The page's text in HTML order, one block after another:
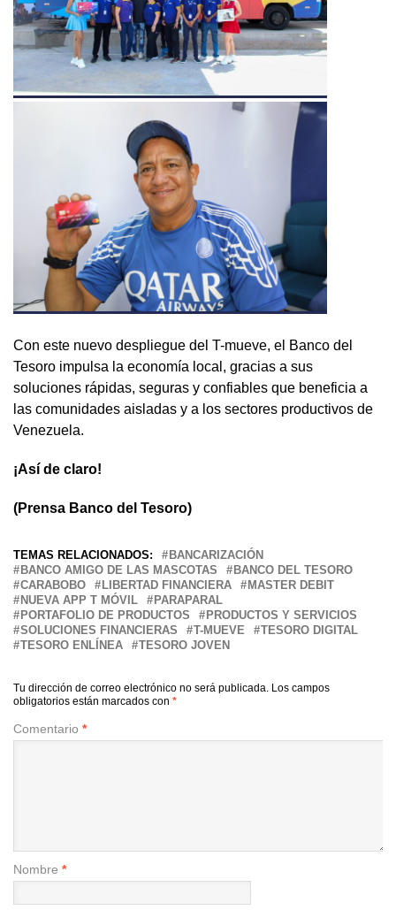
Con este nuevo despliegue del T-mueve, el Banco del
Tesoro impulsa la economía local, gracias a sus
soluciones rápidas, seguras y confiables que beneficia a
las comunidades aisladas y a los sectores productivos de
Venezuela.
¡Así de claro!
(Prensa Banco del Tesoro)
TEMAS RELACIONADOS:
BANCARIZACIÓN
BANCO AMIGO DE LAS MASCOTAS
BANCO DEL TESORO
CARABOBO
LIBERTAD FINANCIERA
MASTER DEBIT
NUEVA APP T MÓVIL
PARAPARAL
PORTAFOLIO DE PRODUCTOS
PRODUCTOS Y SERVICIOS
SOLUCIONES FINANCIERAS
T-MUEVE
TESORO DIGITAL
TESORO ENLÍNEA
TESORO JOVEN
Tu dirección de correo electrónico no será publicada. Los campos
obligatorios están marcados con *
Comentario *
Nombre *